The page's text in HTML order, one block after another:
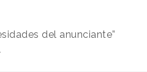
del anunciante”